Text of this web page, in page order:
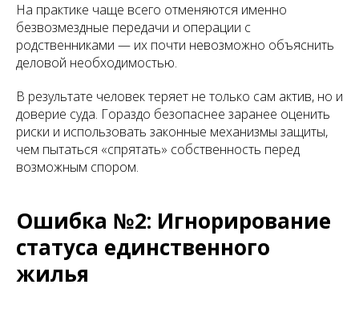
На практике чаще всего отменяются именно
безвозмездные передачи и операции с
родственниками — их почти невозможно объяснить
деловой необходимостью.
В результате человек теряет не только сам актив, но и
доверие суда. Гораздо безопаснее заранее оценить
риски и использовать законные механизмы защиты,
чем пытаться «спрятать» собственность перед
возможным спором.
Ошибка №2: Игнорирование
статуса единственного
жилья